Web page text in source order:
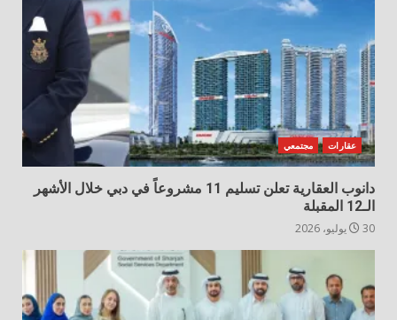
عقارات مجتمعي
دانوب العقارية تعلن تسليم 11 مشروعاً في دبي خلال الأشهر
الـ12 المقبلة
30 يوليو، 2026